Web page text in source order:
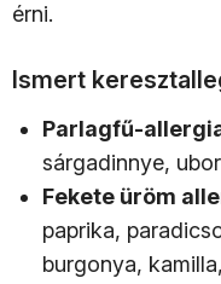
érni.
Ismert
Parlagfű-
sárgadinnye,
Fekete üröm
paprika,
burgonya,